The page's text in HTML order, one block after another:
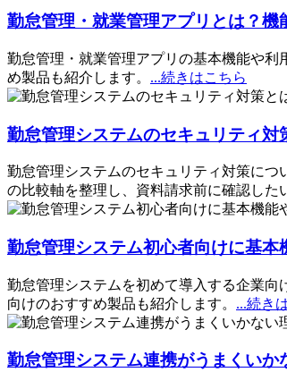
勤怠管理・就業管理アプリとは？
勤怠管理・就業管理アプリの基本機能や
め製品も紹介します。 ...続きはこちら
勤怠管理システムのセキュリティ
勤怠管理システムのセキュリティ対策に
の比較軸を整理し、資料請求前に確認した
勤怠管理システム初心者向けに基
勤怠管理システムを初めて導入する企業
向けのおすすめ製品も紹介します。 ...続き
勤怠管理システム連携がうまくい